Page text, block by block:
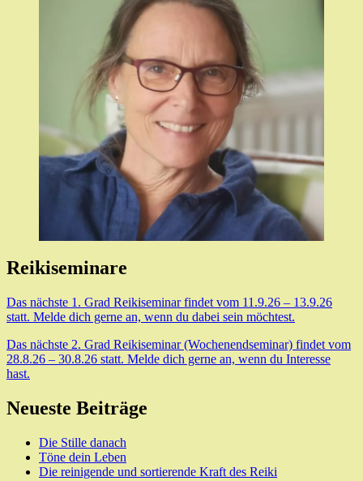
Reikiseminare
Das nächste 1. Grad Reikiseminar findet vom 11.9.26 – 13.9.26
statt. Melde dich gerne an, wenn du dabei sein möchtest.
Das nächste 2. Grad Reikiseminar (Wochenendseminar) findet vom
28.8.26 – 30.8.26 statt. Melde dich gerne an, wenn du Interesse
hast.
Neueste Beiträge
Die Stille danach
Töne dein Leben
Die reinigende und sortierende Kraft des Reiki